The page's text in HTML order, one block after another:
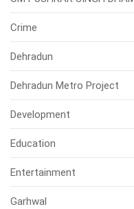
Crime
Dehradun
Dehradun Metro Project
Development
Education
Entertainment
Garhwal